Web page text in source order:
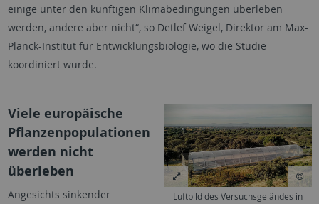
einige unter den künftigen Klimabedingungen überleben
werden, andere aber nicht“, so Detlef Weigel, Direktor am Max-
Planck-Institut für Entwicklungsbiologie, wo die Studie
koordiniert wurde.
Luftbild des Versuchsgeländes in
Viele europäische
Pflanzenpopulationen
werden nicht
überleben
Angesichts sinkender